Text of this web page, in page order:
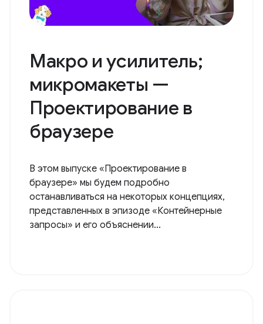
Макро и усилитель;
микромакеты —
Проектирование в
браузере
В этом выпуске «Проектирование в
браузере» мы будем подробно
останавливаться на некоторых концепциях,
представленных в эпизоде ​​«Контейнерные
запросы» и его объяснении...